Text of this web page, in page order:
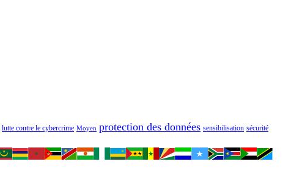
lutte contre le cybercrime Moyen protection des données sensibilisation sécurité